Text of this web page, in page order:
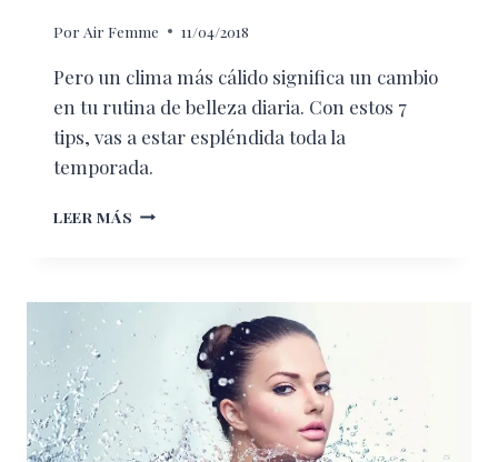
Por Air Femme 11/04/2018
Pero un clima más cálido significa un cambio
en tu rutina de belleza diaria. Con estos 7
tips, vas a estar espléndida toda la
temporada.
LEER MÁS ¡LA